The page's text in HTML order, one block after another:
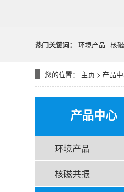
热门关键词： 环境产品 核
您的位置： 主页 > 产品
产品中心
环境产品
核磁共振